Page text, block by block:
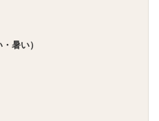
暑い）